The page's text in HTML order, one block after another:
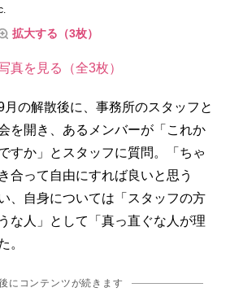
拡大する（3枚）
真を見る（全3枚）
の解散後に、事務所のスタッフと
を開き、あるメンバーが「これか
すか」とスタッフに質問。「ちゃ
合って自由にすれば良いと思う
、自身については「スタッフの方
な人」として「真っ直ぐな人が理
。
にコンテンツが続きます